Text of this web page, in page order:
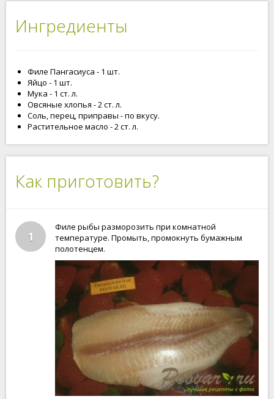
Ингредиенты
Филе Пангасиуса - 1 шт.
Яйцо - 1 шт.
Мука - 1 ст. л.
Овсяные хлопья - 2 ст. л.
Соль, перец, приправы - по вкусу.
Растительное масло - 2 ст. л.
Как приготовить?
1
Филе рыбы разморозить при комнатной
температуре. Промыть, промокнуть бумажным
полотенцем.